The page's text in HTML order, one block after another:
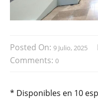
Posted On: 9 Julio, 2025
Comments: 0
* Disponibles en 10